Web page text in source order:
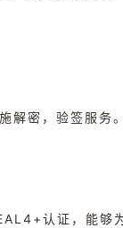
解密，验签服
认证，能